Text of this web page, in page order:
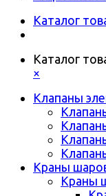
Каталог
Каталог
×
Клапаны
Краны
Краны